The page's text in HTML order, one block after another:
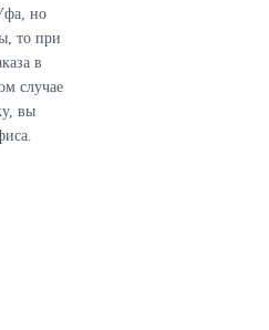
но
то при
в
случае
вы